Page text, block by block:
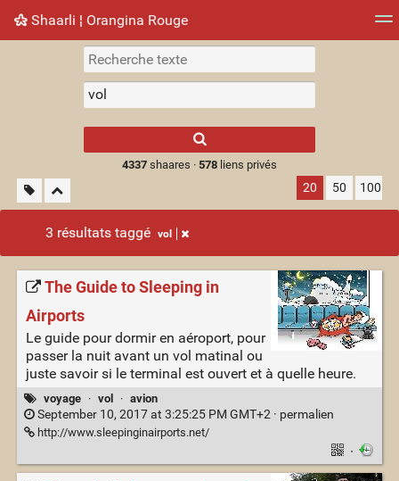
Shaarli ¦ Orangina Rouge
Nuage de tags Mur d'images
results.
4337shaares · 578liens privés
20 50 100
3 résultats taggé vol
The Guide to Sleeping in
Airports
Le guide pour dormir en aéroport, pour
passer la nuit avant un vol matinal ou
juste savoir si le terminal est ouvert et à quelle heure.
voyage · vol · avion
September 10, 2017 at 3:25:25 PM GMT+2 · permalien
http://www.sleepinginairports.net/
·